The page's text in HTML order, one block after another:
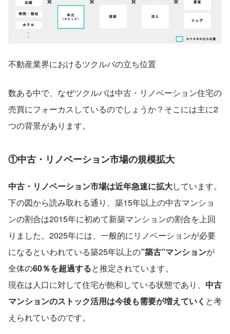
不動産業界におけるツクルバの立ち位置
数ある中で、なぜツクルバは中古・リノベーション住宅の
売買にフォーカスしているのでしょうか？そこには主に2
つの背景があります。
①中古・リノベーション市場の規模拡大
中古・リノベーション市場は近年急速に拡大しています。
下の図から読み取れる通り、築15年以上の中古マンショ
ンの割合は2015年に初めて新築マンションの割合を上回
りました。2025年には、一般的にリノベーションが必要
になるといわれている築25年以上の”築古”マンションが
全体の60％を超過すると推定されています。
現在は人口に対して住宅が飽和している状態であり、 中古
マンションのストック活用は今後も需要が増えていく と考
えられているのです。